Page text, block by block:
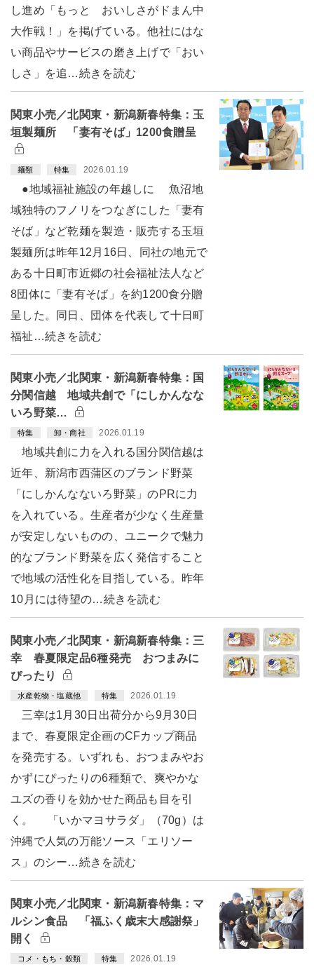
し進め「もっと おいしさがドまん中
大作戦！」を掲げている。他社にはな
い商品やサービスの磨き上げで「おい
しさ」を追…続きを読む
関東小売／北関東・新潟新春特集：玉
垣製麺所 「妻有そば」1200食贈呈
麺類 特集 2026.01.19
●地域福祉施設の年越しに 魚沼地
域独特のフノリをつなぎにした「妻有
そば」など乾麺を製造・販売する玉垣
製麺所は昨年12月16日、同社の地元で
ある十日町市近郷の社会福祉法人など
8団体に「妻有そば」を約1200食分贈
呈した。同日、団体を代表して十日町
福祉…続きを読む
関東小売／北関東・新潟新春特集：国
分関信越 地域共創で「にしかんなな
いろ野菜…
特集 卸・商社 2026.01.19
地域共創に力を入れる国分関信越は
近年、新潟市西蒲区のブランド野菜
「にしかんなないろ野菜」のPRに力
を入れている。生産者が少なく生産量
が安定しないものの、ユニークで魅力
的なブランド野菜を広く発信すること
で地域の活性化を目指している。昨年
10月には待望の…続きを読む
関東小売／北関東・新潟新春特集：三
幸 春夏限定品6種発売 おつまみに
ぴったり
水産乾物・塩蔵他 特集 2026.01.19
三幸は1月30日出荷分から9月30日
まで、春夏限定企画のCFカップ商品
を発売する。いずれも、おつまみやお
かずにぴったりの6種類で、爽やかな
ユズの香りを効かせた商品も目を引
く。 「いかマヨサラダ」（70g）は
沖縄で人気の万能ソース「エリソー
ス」のシー…続きを読む
関東小売／北関東・新潟新春特集：マ
ルシン食品 「福ふく歳末大感謝祭」
開く
コメ・もち・穀類 特集 2026.01.19